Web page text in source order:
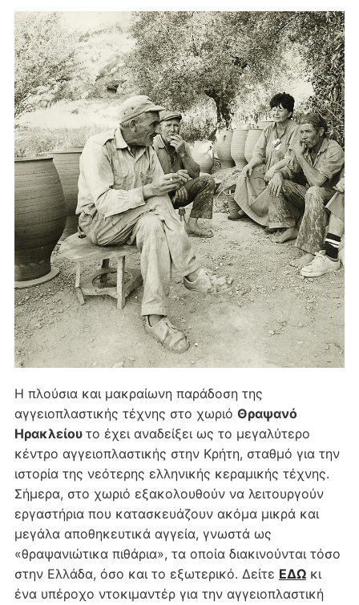
Η πλούσια και μακραίωνη παράδοση της
αγγειοπλαστικής τέχνης στο χωριό Θραψανό
Ηρακλείου το έχει αναδείξει ως το μεγαλύτερο
κέντρο αγγειοπλαστικής στην Κρήτη, σταθμό για την
ιστορία της νεότερης ελληνικής κεραμικής τέχνης.
Σήμερα, στο χωριό εξακολουθούν να λειτουργούν
εργαστήρια που κατασκευάζουν ακόμα μικρά και
μεγάλα αποθηκευτικά αγγεία, γνωστά ως
«θραψανιώτικα πιθάρια», τα οποία διακινούνται τόσο
στην Ελλάδα, όσο και το εξωτερικό. Δείτε ΕΔΩκι
ένα υπέροχο ντοκιμαντέρ για την αγγειοπλαστική